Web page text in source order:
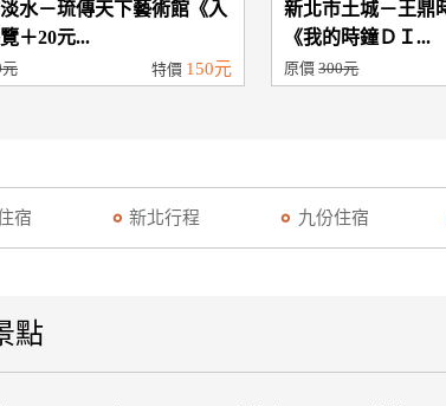
水－琉傳天下藝術館《入
＋20元...
特價 150元
新北市土城－王鼎
《我的時鐘ＤＩ...
原價300元
宿 新北行程 九份住宿
點